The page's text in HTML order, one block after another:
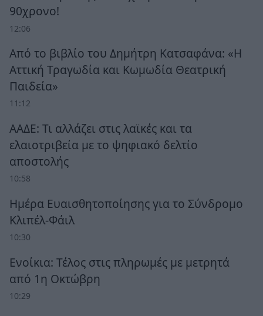
90χρονο!
12:06
Από το βιβλίο του Δημήτρη Κατσαφάνα: «Η
Αττική Τραγωδία και Κωμωδία Θεατρική
Παιδεία»
11:12
ΑΑΔΕ: Τι αλλάζει στις λαϊκές και τα
ελαιοτριβεία με το ψηφιακό δελτίο
αποστολής
10:58
Ημέρα Ευαισθητοποίησης για το Σύνδρομο
Κλιπέλ-Φάιλ
10:30
Ενοίκια: Τέλος στις πληρωμές με μετρητά
από 1η Οκτώβρη
10:29